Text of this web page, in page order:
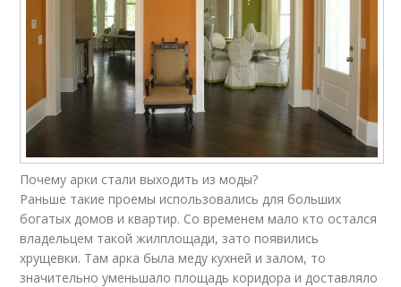
Почему арки стали выходить из моды?
Раньше такие проемы использовались для больших
богатых домов и квартир. Со временем мало кто остался
владельцем такой жилплощади, зато появились
хрущевки. Там арка была меду кухней и залом, то
значительно уменьшало площадь коридора и доставляло